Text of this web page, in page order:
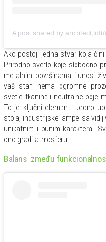
Ako postoji jedna stvar koja
Prirodno svetlo koje slobodno
metalnim površinama i unosi
vaš stan nema ogromne
svetle tkanine i neutralne boje
To je ključni element! Jedno
stola, industrijske lampe sa
unikatnim i punim karaktera.
ono gradi atmosferu.
Balans između